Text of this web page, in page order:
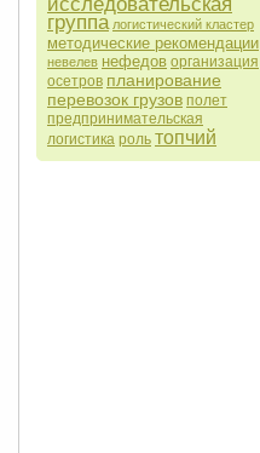
группа логистический кластер
методические рекомендации
невелев нефедов организация
осетров планирование
перевозок грузов полет
предпринимательская
логистика роль топчий